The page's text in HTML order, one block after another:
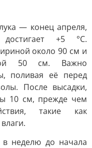
— конец апреля,
+5 °C.
около 90 см и
50 см. Важно
поливая её перед
После высадки,
10 см, прежде чем
такие как
в неделю до начала